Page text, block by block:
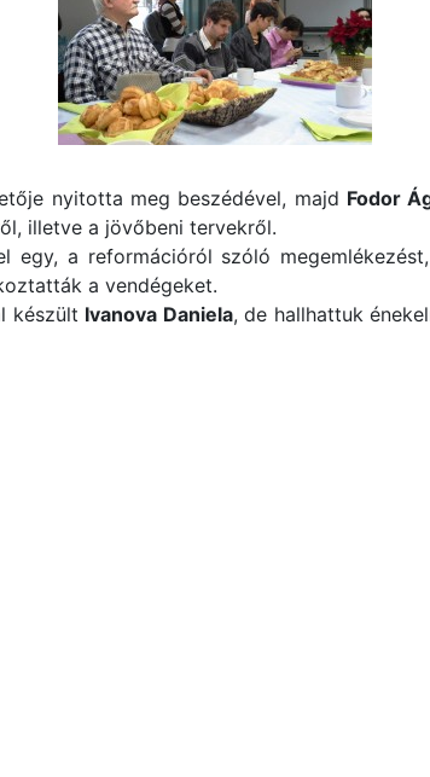
nyitotta meg beszédével, majd Fodor
illetve a jövőbeni tervekről.
a reformációról szóló
a vendégeket.
készült Ivanova Daniela, de hallhattuk